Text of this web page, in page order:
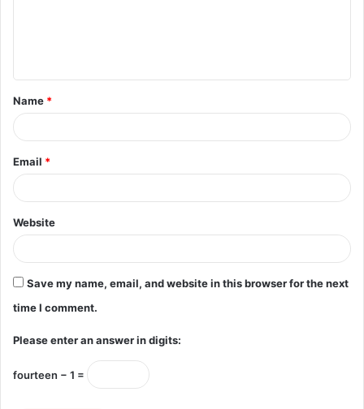
t
*
Name *
Email *
Website
Save my name, email, and website in this browser for the next
time I comment.
Please enter an answer in digits:
fourteen − 1 =